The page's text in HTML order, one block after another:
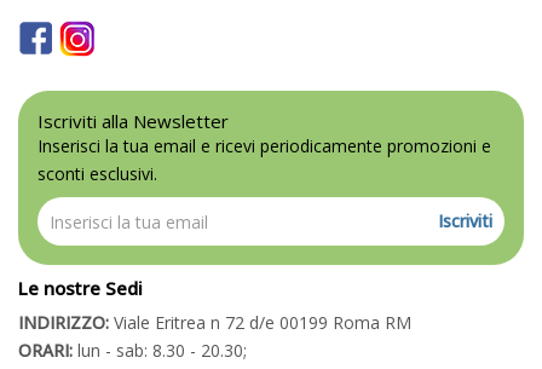
Iscriviti alla Newsletter
Inserisci la tua email e ricevi periodicamente promozioni e
sconti esclusivi.
Iscriviti
Le nostre Sedi
INDIRIZZO: Viale Eritrea n 72 d/e 00199 Roma RM
ORARI: lun - sab: 8.30 - 20.30;